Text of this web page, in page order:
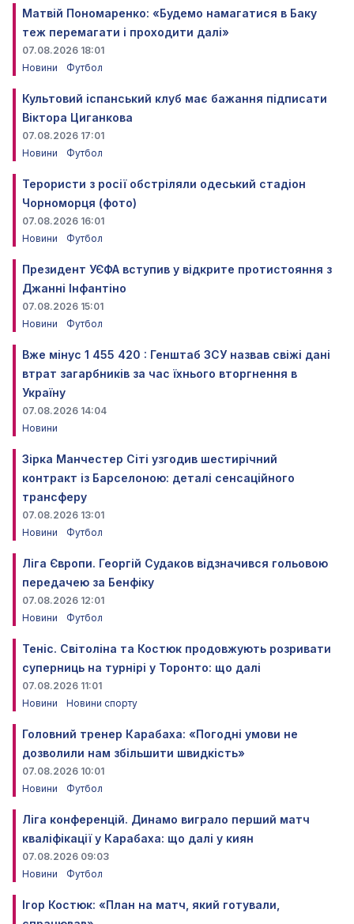
Матвій Пономаренко: «Будемо намагатися в Баку
теж перемагати і проходити далі»
07.08.2026 18:01
Новини
Футбол
Культовий іспанський клуб має бажання підписати
Віктора Циганкова
07.08.2026 17:01
Новини
Футбол
Терористи з росії обстріляли одеський стадіон
Чорноморця (фото)
07.08.2026 16:01
Новини
Футбол
Президент УЄФА вступив у відкрите протистояння з
Джанні Інфантіно
07.08.2026 15:01
Новини
Футбол
Вже мінус 1 455 420 : Генштаб ЗСУ назвав свіжі дані
втрат загарбників за час їхнього вторгнення в
Україну
07.08.2026 14:04
Новини
Зірка Манчестер Сіті узгодив шестирічний
контракт із Барселоною: деталі сенсаційного
трансферу
07.08.2026 13:01
Новини
Футбол
Ліга Європи. Георгій Судаков відзначився гольовою
передачею за Бенфіку
07.08.2026 12:01
Новини
Футбол
Теніс. Світоліна та Костюк продовжують розривати
суперниць на турнірі у Торонто: що далі
07.08.2026 11:01
Новини
Новини спорту
Головний тренер Карабаха: «Погодні умови не
дозволили нам збільшити швидкість»
07.08.2026 10:01
Новини
Футбол
Ліга конференцій. Динамо виграло перший матч
кваліфікації у Карабаха: що далі у киян
07.08.2026 09:03
Новини
Футбол
Ігор Костюк: «План на матч, який готували,